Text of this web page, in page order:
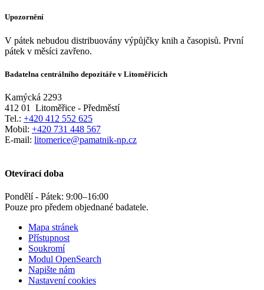
Upozornění
V pátek nebudou distribuovány výpůjčky knih a časopisů. První
pátek v měsíci zavřeno.
Badatelna centrálního depozitáře v Litoměřicích
Kamýcká 2293
412 01
Litoměřice - Předměstí
Tel.: +420 412 552 625
Mobil: +420 731 448 567
E-mail: litomerice@pamatnik-np.cz
Otevírací doba
Pondělí - Pátek: 9:00–16:00
Pouze pro předem objednané badatele.
Mapa stránek
Přístupnost
Soukromí
Modul OpenSearch
Napište nám
Nastavení cookies